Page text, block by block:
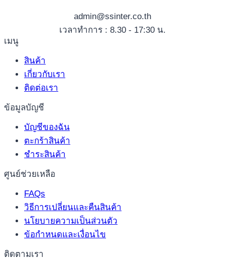
admin@ssinter.co.th
เวลาทำการ : 8.30 - 17:30 น.
เมนู
สินค้า
เกี่ยวกับเรา
ติดต่อเรา
ข้อมูลบัญชี
บัญชีของฉัน
ตะกร้าสินค้า
ชำระสินค้า
ศูนย์ช่วยเหลือ
FAQs
วิธีการเปลี่ยนและคืนสินค้า
นโยบายความเป็นส่วนตัว
ข้อกำหนดและเงื่อนไข
ติดตามเรา